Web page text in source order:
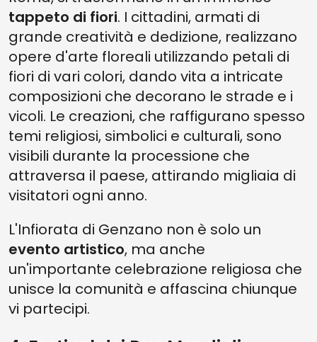
tappeto di fiori. I cittadini, armati di
grande creatività e dedizione, realizzano
opere d'arte floreali utilizzando petali di
fiori di vari colori, dando vita a intricate
composizioni che decorano le strade e i
vicoli. Le creazioni, che raffigurano spesso
temi religiosi, simbolici e culturali, sono
visibili durante la processione che
attraversa il paese, attirando migliaia di
visitatori ogni anno.
L'Infiorata di Genzano non è solo un
evento artistico, ma anche
un'importante celebrazione religiosa che
unisce la comunità e affascina chiunque
vi partecipi.